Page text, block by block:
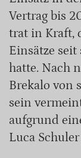
Vertrag bis
trat in Kraft,
Einsätze
hatte. Nach
Brekalo von
sein
aufgrund
Luca